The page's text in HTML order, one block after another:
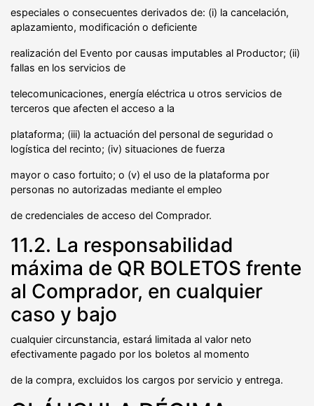
especiales o consecuentes derivados de: (i) la cancelación,
aplazamiento, modificación o deficiente
realización del Evento por causas imputables al Productor; (ii)
fallas en los servicios de
telecomunicaciones, energía eléctrica u otros servicios de
terceros que afecten el acceso a la
plataforma; (iii) la actuación del personal de seguridad o
logística del recinto; (iv) situaciones de fuerza
mayor o caso fortuito; o (v) el uso de la plataforma por
personas no autorizadas mediante el empleo
de credenciales de acceso del Comprador.
11.2. La responsabilidad
máxima de QR BOLETOS frente
al Comprador, en cualquier
caso y bajo
cualquier circunstancia, estará limitada al valor neto
efectivamente pagado por los boletos al momento
de la compra, excluidos los cargos por servicio y entrega.